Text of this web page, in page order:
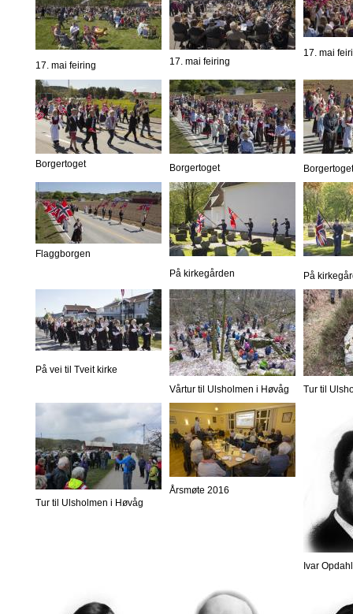
17. mai feiring 17. mai feiring
17. mai
Borgertoget Borgertoget Borgertoget
Flaggborgen
På kirkegården
På
På vei til Tveit kirke
Vårtur til Ulsholmen i Høvåg
Tur til
Tur til Ulsholmen i Høvåg
Årsmøte 2016
Ivar Opdahl